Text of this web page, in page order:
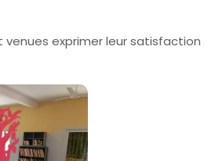
exprimer leur satisfaction